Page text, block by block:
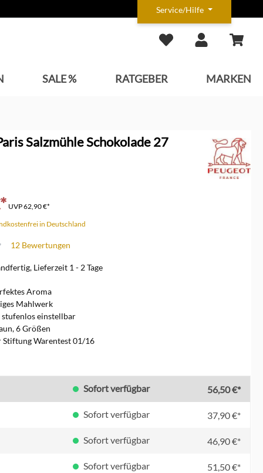
Service/Hilfe
SALE % RATGEBER MARKEN
Salzmühle Schokolade 27
UVP62,90 €*
in Deutschland
12 Bewertungen
Lieferzeit 1 - 2 Tage
Aroma
Mahlwerk
einstellbar
6 Größen
Stiftung Warentest 01/16
Sofort verfügbar 56,50 €*
Sofort verfügbar 37,90 €*
Sofort verfügbar 46,90 €*
Sofort verfügbar 51,50 €*